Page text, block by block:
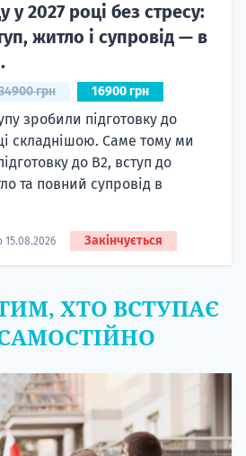
у 2027 році без стресу:
житло і супровід — в
грн 16900 грн
зробили підготовку до
складнішою. Саме тому ми
до В2, вступ до
та повний супровід в
15.08.2026 Закінчується
ХТО ВСТУПАЄ